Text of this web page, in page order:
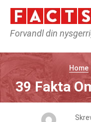
Forvandl din
Home
39 Fakta